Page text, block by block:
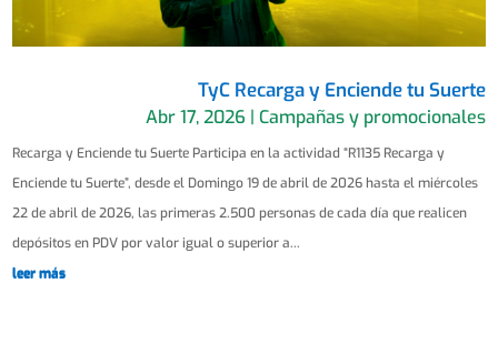
TyC Recarga y Enciende tu Suerte
Abr 17, 2026 | Campañas y promocionales
Recarga y Enciende tu Suerte Participa en la actividad “R1135 Recarga y
Enciende tu Suerte”, desde el Domingo 19 de abril de 2026 hasta el miércoles
22 de abril de 2026, las primeras 2.500 personas de cada día que realicen
depósitos en PDV por valor igual o superior a...
leer más